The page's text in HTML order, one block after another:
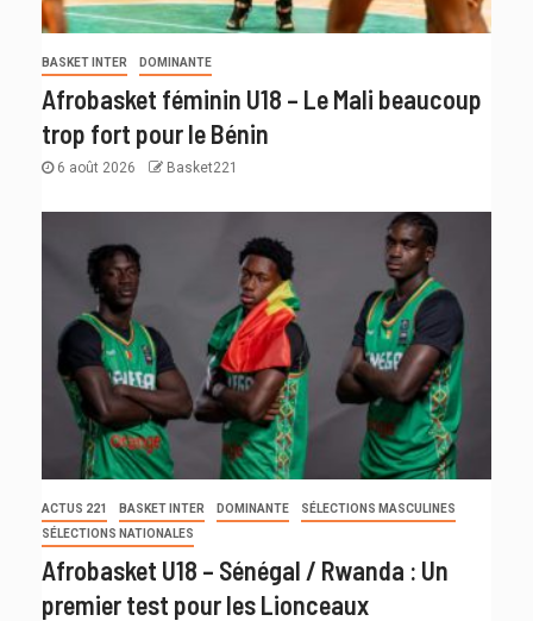
BASKET INTER DOMINANTE
Afrobasket féminin U18 – Le Mali beaucoup
trop fort pour le Bénin
6 août 2026 Basket221
ACTUS 221 BASKET INTER DOMINANTE
SÉLECTIONS MASCULINES
SÉLECTIONS NATIONALES
Afrobasket U18 – Sénégal / Rwanda : Un
premier test pour les Lionceaux